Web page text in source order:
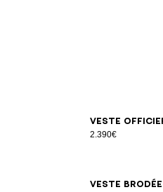
Veste
2.390€
Veste